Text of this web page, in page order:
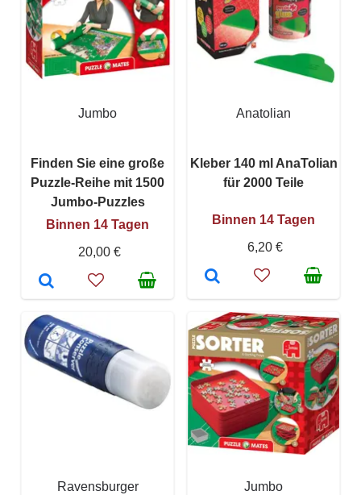
Jumbo
Finden Sie eine große
Puzzle-Reihe mit 1500
Jumbo-Puzzles
Binnen 14 Tagen
20,00 €
Anatolian
Kleber 140 ml AnaTolian
für 2000 Teile
Binnen 14 Tagen
6,20 €
Ravensburger Jumbo